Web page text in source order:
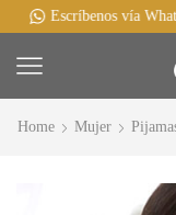
Obtén el 10%
Home Mujer